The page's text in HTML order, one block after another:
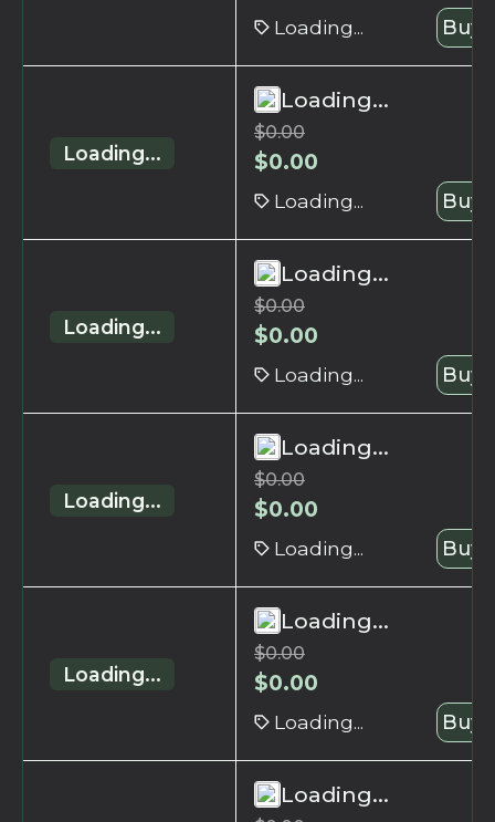
Loading... Buy
Loading...
Loading...
$0.00
$0.00
Loading... Buy
Loading...
Loading...
$0.00
$0.00
Loading... Buy
Loading...
Loading...
$0.00
$0.00
Loading... Buy
Loading...
Loading...
$0.00
$0.00
Loading... Buy
Loading...